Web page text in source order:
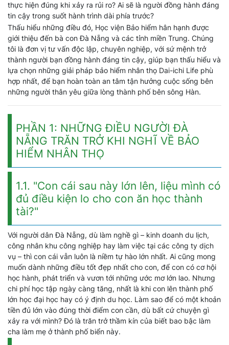
thực hiện đúng khi xảy ra rủi ro? Ai sẽ là người đồng hành đáng
tin cậy trong suốt hành trình dài phía trước?
Thấu hiểu những điều đó, Học viện Bảo hiểm hân hạnh được
giới thiệu đến bà con Đà Nẵng và các tỉnh miền Trung. Chúng
tôi là đơn vị tư vấn độc lập, chuyên nghiệp, với sứ mệnh trở
thành người bạn đồng hành đáng tin cậy, giúp bạn thấu hiểu và
lựa chọn những giải pháp bảo hiểm nhân thọ Dai-ichi Life phù
hợp nhất, để bạn hoàn toàn an tâm tận hưởng cuộc sống bên
những người thân yêu giữa lòng thành phố bên sông Hàn.
PHẦN 1: NHỮNG ĐIỀU NGƯỜI ĐÀ
NẴNG TRĂN TRỞ KHI NGHĨ VỀ BẢO
HIỂM NHÂN THỌ
1.1. "Con cái sau này lớn lên, liệu mình có
đủ điều kiện lo cho con ăn học thành
tài?"
Với người dân Đà Nẵng, dù làm nghề gì – kinh doanh du lịch,
công nhân khu công nghiệp hay làm việc tại các công ty dịch
vụ – thì con cái vẫn luôn là niềm tự hào lớn nhất. Ai cũng mong
muốn dành những điều tốt đẹp nhất cho con, để con có cơ hội
học hành, phát triển và vươn tới những ước mơ lớn lao. Nhưng
chi phí học tập ngày càng tăng, nhất là khi con lên thành phố
lớn học đại học hay có ý định du học. Làm sao để có một khoản
tiền đủ lớn vào đúng thời điểm con cần, dù bất cứ chuyện gì
xảy ra với mình? Đó là trăn trở thầm kín của biết bao bậc làm
cha làm mẹ ở thành phố biển này.